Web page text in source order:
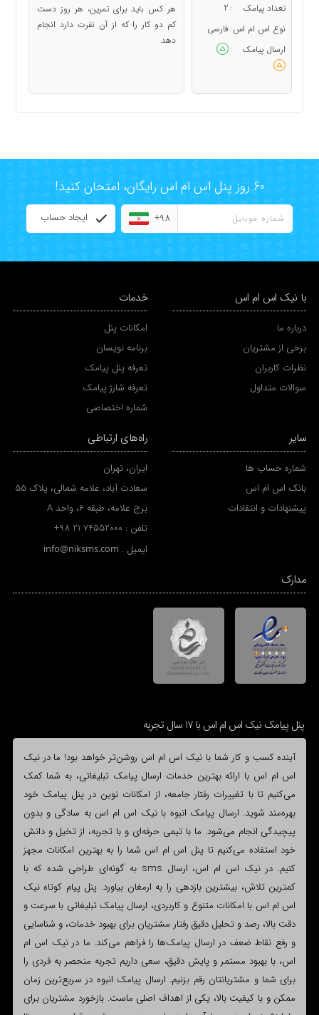
تعداد پیامک :
2
نوع اس ام اس : فارسی
ارسال پیامک
:
هر کس باید برای تمرین، هر روز دست
کم دو کار را که از آن نفرت دارد انجام
دهد
60 روز پنل اس ام اس رایگان، امتحان کنید!
+98 ایجاد حساب
با نیک اس ام اس
درباره ما
برخی از مشتریان
نظرات کاربران
سوالات متداول
خدمات
امکانات پنل
برنامه نویسان
تعرفه پنل پیامک
تعرفه شارژ پیامک
شماره اختصاصی
سایر
شماره حساب ها
بانک اس ام اس
پیشنهادات و انتقادات
راه‌های ارتباطی
ایران، تهران
سعادت آباد، علامه شمالی، پلاک 55
برج علامه، طبقه 6، واحد A
تلفن : +98 21 74552000
ایمیل : info@niksms.com
مدارک
پنل پیامک نیک اس ام اس با 17 سال تجربه
آینده کسب و کار شما با نیک اس ام اس روشن‌تر خواهد بود! ما در نیک
اس ام اس با ارائه بهترین خدمات ارسال پیامک تبلیغاتی، به شما کمک
می‌کنیم تا با تغییرات رفتار جامعه، از امکانات نوین در پنل پیامک خود
بهره‌مند شوید. ارسال پیامک انبوه با نیک اس ام اس به سادگی و بدون
پیچیدگی انجام می‌شود. ما با تیمی حرفه‌ای و با تجربه، از تخیل و دانش
خود استفاده می‌کنیم تا پنل اس ام اس شما را به بهترین امکانات مجهز
کنیم. در نیک اس ام اس، ارسال sms به گونه‌ای طراحی شده که با
کمترین تلاش، بیشترین بازدهی را به ارمغان بیاورد. پنل پیام کوتاه نیک
اس ام اس با امکانات متنوع و کاربردی، ارسال پیامک تبلیغاتی با سرعت و
دقت بالا، رصد و تحلیل دقیق رفتار مشتریان برای بهبود خدمات، و شناسایی
و رفع نقاط ضعف در ارسال پیامک‌ها را فراهم می‌کند. ما در نیک اس ام
اس، با بهبود مستمر و پایش دقیق، سعی داریم تجربه منحصر به فردی را
برای شما و مشتریانتان رقم بزنیم. ارسال پیامک انبوه در سریع‌ترین زمان
ممکن و با کیفیت بالا، یکی از اهداف اصلی ماست. بازخورد مشتریان برای